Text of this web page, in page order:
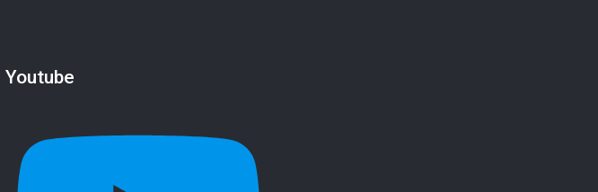
Youtube